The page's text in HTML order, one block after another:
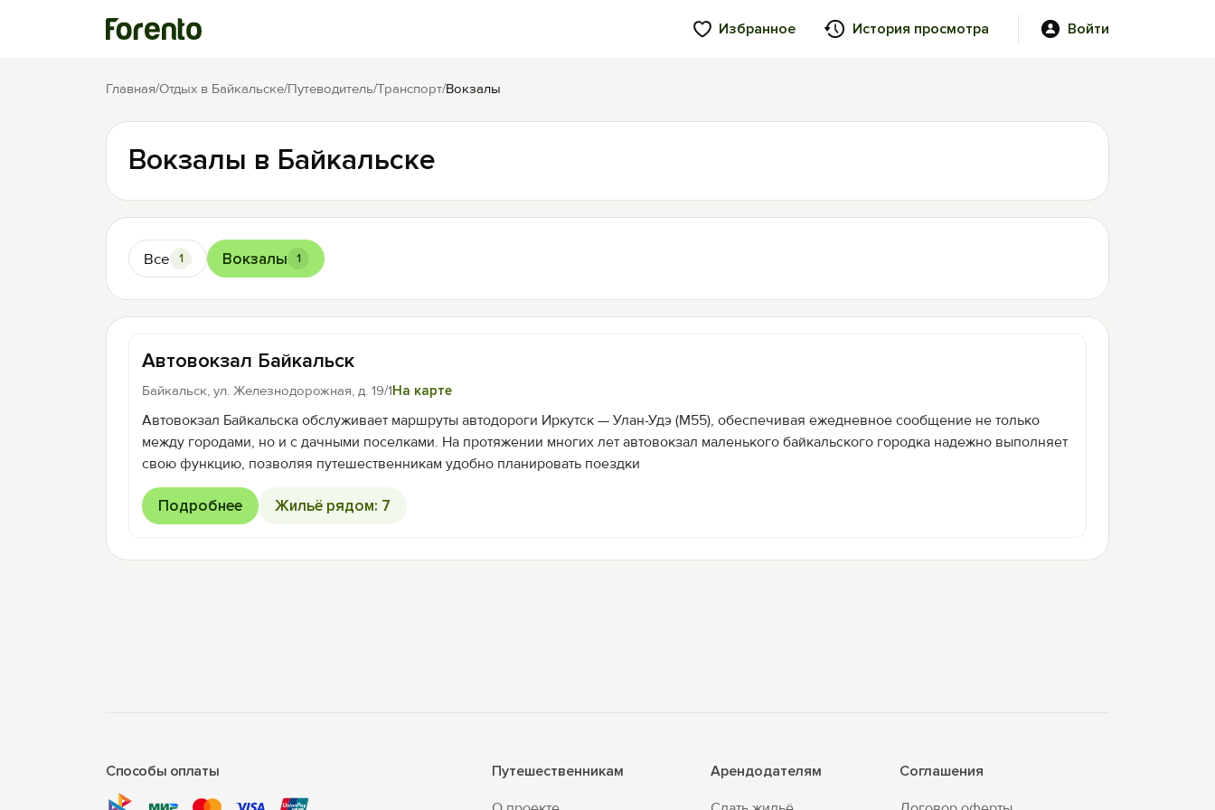
Избранное История просмотра Войти
Главная/Отдых в Байкальске/Путеводитель/Транспорт/Вокзалы
Вокзалы в Байкальске
Все 1 Вокзалы 1
Автовокзал Байкальск
Байкальск, ул. Железнодорожная, д. 19/1На карте
Автовокзал Байкальска обслуживает маршруты автодороги Иркутск — Улан-Удэ (M55), обеспечивая ежедневное сообщение не только
между городами, но и с дачными поселками. На протяжении многих лет автовокзал маленького байкальского городка надежно выполняет
свою функцию, позволяя путешественникам удобно планировать поездки
Подробнее Жильё рядом: 7
Путешественникам Арендодателям Соглашения
Способы оплаты